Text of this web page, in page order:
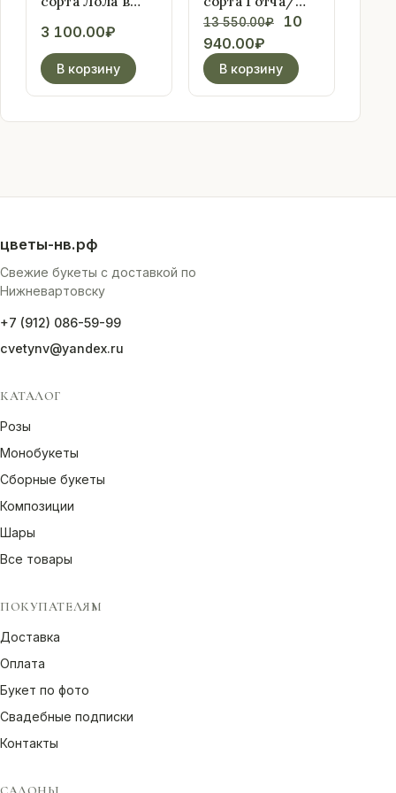
3 100.00₽
В корзину
Лола в упаковке
13 550.00₽
составляла
13
10
940.00₽
цена:
10
В корзину
цветы-нв.рф
Свежие букеты с доставкой по
Нижневартовску
+7 (912) 086-59-99
cvetynv@yandex.ru
КАТАЛОГ
Розы
Монобукеты
Сборные букеты
Композиции
Шары
Все товары
ПОКУПАТЕЛЯМ
Доставка
Оплата
Букет по фото
Свадебные подписки
Контакты